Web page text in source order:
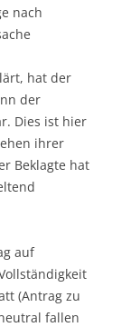
nach
hat der
der
Dies ist hier
ihrer
Beklagte hat
auf
(Antrag zu
fallen